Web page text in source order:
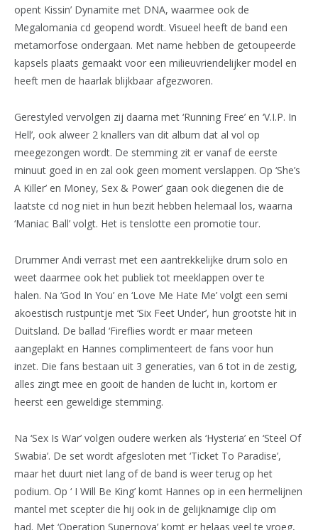
opent Kissin’ Dynamite met DNA, waarmee ook de
Megalomania cd geopend wordt. Visueel heeft de band een
metamorfose ondergaan. Met name hebben de getoupeerde
kapsels plaats gemaakt voor een milieuvriendelijker model en
heeft men de haarlak blijkbaar afgezworen.
Gerestyled vervolgen zij daarna met ‘Running Free’ en ‘V.I.P. In
Hell’, ook alweer 2 knallers van dit album dat al vol op
meegezongen wordt. De stemming zit er vanaf de eerste
minuut goed in en zal ook geen moment verslappen. Op ‘She’s
A Killer’ en Money, Sex & Power’ gaan ook diegenen die de
laatste cd nog niet in hun bezit hebben helemaal los, waarna
‘Maniac Ball’ volgt. Het is tenslotte een promotie tour.
Drummer Andi verrast met een aantrekkelijke drum solo en
weet daarmee ook het publiek tot meeklappen over te
halen. Na ‘God In You’ en ‘Love Me Hate Me’ volgt een semi
akoestisch rustpuntje met ‘Six Feet Under’, hun grootste hit in
Duitsland. De ballad ‘Fireflies wordt er maar meteen
aangeplakt en Hannes complimenteert de fans voor hun
inzet. Die fans bestaan uit 3 generaties, van 6 tot in de zestig,
alles zingt mee en gooit de handen de lucht in, kortom er
heerst een geweldige stemming.
Na ‘Sex Is War’ volgen oudere werken als ‘Hysteria’ en ‘Steel Of
Swabia’. De set wordt afgesloten met ‘Ticket To Paradise’,
maar het duurt niet lang of de band is weer terug op het
podium. Op ‘ I Will Be King’ komt Hannes op in een hermelijnen
mantel met scepter die hij ook in de gelijknamige clip om
had. Met ‘Operation Supernova’ komt er helaas veel te vroeg,